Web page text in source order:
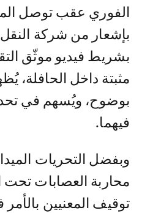
الفوري عقب توصل
بإشعار من شركة
بشريط فيديو موثّق
مثبتة داخل الحافلة،
بوضوح، ويُسهم في
فيهما.
وبفضل التحريات
محاربة العصابات
توقيف المعنيين